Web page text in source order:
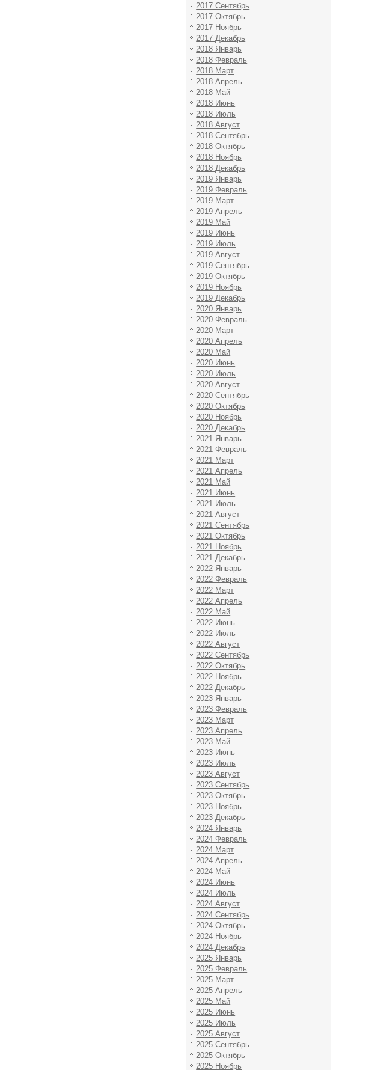
2017 Сентябрь
2017 Октябрь
2017 Ноябрь
2017 Декабрь
2018 Январь
2018 Февраль
2018 Март
2018 Апрель
2018 Май
2018 Июнь
2018 Июль
2018 Август
2018 Сентябрь
2018 Октябрь
2018 Ноябрь
2018 Декабрь
2019 Январь
2019 Февраль
2019 Март
2019 Апрель
2019 Май
2019 Июнь
2019 Июль
2019 Август
2019 Сентябрь
2019 Октябрь
2019 Ноябрь
2019 Декабрь
2020 Январь
2020 Февраль
2020 Март
2020 Апрель
2020 Май
2020 Июнь
2020 Июль
2020 Август
2020 Сентябрь
2020 Октябрь
2020 Ноябрь
2020 Декабрь
2021 Январь
2021 Февраль
2021 Март
2021 Апрель
2021 Май
2021 Июнь
2021 Июль
2021 Август
2021 Сентябрь
2021 Октябрь
2021 Ноябрь
2021 Декабрь
2022 Январь
2022 Февраль
2022 Март
2022 Апрель
2022 Май
2022 Июнь
2022 Июль
2022 Август
2022 Сентябрь
2022 Октябрь
2022 Ноябрь
2022 Декабрь
2023 Январь
2023 Февраль
2023 Март
2023 Апрель
2023 Май
2023 Июнь
2023 Июль
2023 Август
2023 Сентябрь
2023 Октябрь
2023 Ноябрь
2023 Декабрь
2024 Январь
2024 Февраль
2024 Март
2024 Апрель
2024 Май
2024 Июнь
2024 Июль
2024 Август
2024 Сентябрь
2024 Октябрь
2024 Ноябрь
2024 Декабрь
2025 Январь
2025 Февраль
2025 Март
2025 Апрель
2025 Май
2025 Июнь
2025 Июль
2025 Август
2025 Сентябрь
2025 Октябрь
2025 Ноябрь